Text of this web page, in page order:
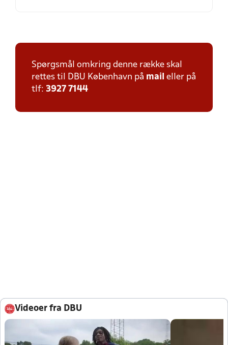
Spørgsmål omkring denne række skal
rettes til DBU København på mail eller på
tlf: 3927 7144
Videoer fra DBU